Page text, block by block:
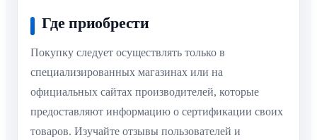
Где приобрести
Покупку следует осуществлять только в
специализированных магазинах или на
официальных сайтах производителей, которые
предоставляют информацию о сертификации своих
товаров. Изучайте отзывы пользователей и